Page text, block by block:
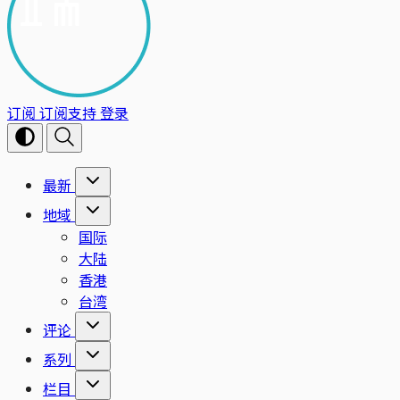
订阅 订阅支持登录
最新
地域
国际
大陆
香港
台湾
评论
系列
栏目